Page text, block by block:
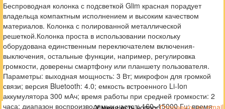
Беспроводная колонка с подсветкой Glim красная порадует
владельца компактным исполнением и высоким качеством
материалов. Колонка с полированной металлической
решеткой.Колонка проста в использовании поскольку
оборудована единственным переключателем включения-
выключения, остальные функции, например, регулировка
громкости, доверены смартфону или планшету пользователя.
Параметры: выходная мощность: 3 Вт; микрофон для громкой
связи; версия Bluetooth: 4.0; емкость встроенного Li-Ion
аккумулятора 300 мАч; время работы при средней громкости: 2
часа; диапазон воспроизводимых частот: 160–15000 Гц; время
Отправить по email
У меня есть вопрос